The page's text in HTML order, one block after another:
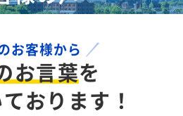
お客様から
お言葉を
おります！